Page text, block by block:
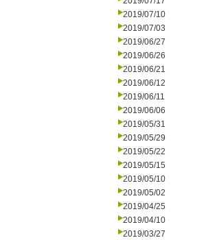
2019/07/10
2019/07/03
2019/06/27
2019/06/26
2019/06/21
2019/06/12
2019/06/11
2019/06/06
2019/05/31
2019/05/29
2019/05/22
2019/05/15
2019/05/10
2019/05/02
2019/04/25
2019/04/10
2019/03/27